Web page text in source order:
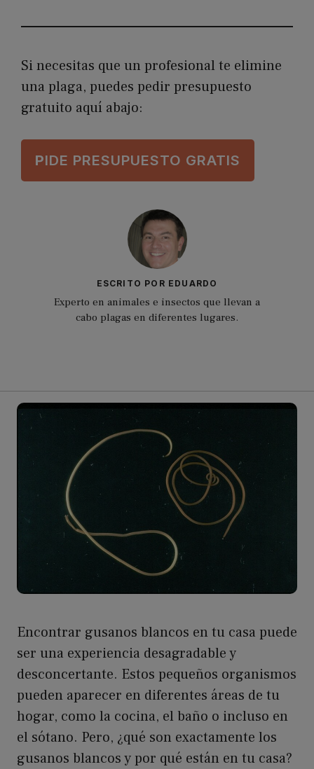
Si necesitas que un profesional te elimine
una plaga, puedes pedir presupuesto
gratuito aquí abajo:
PIDE PRESUPUESTO GRATIS
ESCRITO POR EDUARDO
Experto en animales e insectos que llevan a
cabo plagas en diferentes lugares.
Encontrar gusanos blancos en tu casa puede
ser una experiencia desagradable y
desconcertante. Estos pequeños organismos
pueden aparecer en diferentes áreas de tu
hogar, como la cocina, el baño o incluso en
el sótano. Pero, ¿qué son exactamente los
gusanos blancos y por qué están en tu casa?